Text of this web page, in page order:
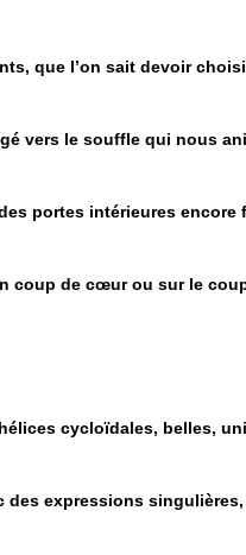
que l’on sait devoir
vers le souffle qui nous
portes intérieures encore
coup de cœur ou sur le
cycloïdales, belles,
des expressions